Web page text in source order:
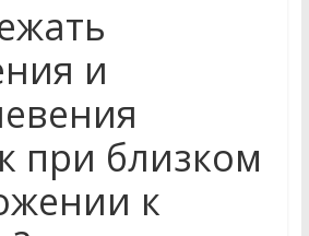
и
при близком
к